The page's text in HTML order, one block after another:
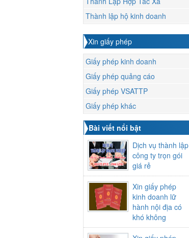
Thành lập hộ kinh doanh
Xin giấy phép
Giấy phép kinh doanh
Giấy phép quảng cáo
Giấy phép VSATTP
Giấy phép khác
Bài viết nổi bật
Dịch vụ thành lập
công ty trọn gói
giá rẻ
Xin giấy phép
kinh doanh lữ
hành nội địa có
khó không